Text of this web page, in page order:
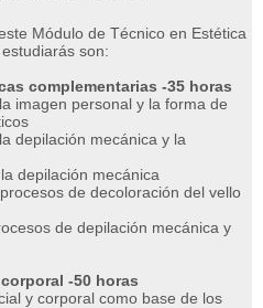
Módulo de Técnico en Estética
son:
complementarias -35 horas
imagen personal y la forma de
depilación mecánica y la
depilación mecánica
de decoloración del vello
de depilación mecánica y
-50 horas
y corporal como base de los